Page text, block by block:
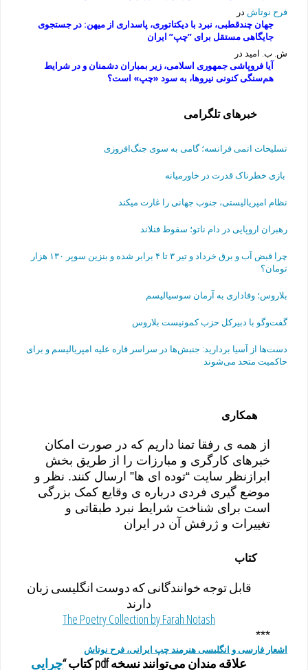
فرح نوتاش در
جهان چندقطبی، نبرد با دیکتاتوری، پاسداری از میهن: در جستجوی
جایگاهی مستقل برای ”چپ” ایران
ش. ب. امیددر
آیا فروپاشی جمهوری اسلامی، زیر بمباران دشمنان و در شرایط
هم‌سنگی کنونی نیروها، به سود «چپ» است؟
خبرهای تلگرامی
تسلیحات اتمی فرانسه؛ گامی به سوی جنگ‌افروزی
بازی خطرناک قدرت در خاورمیانه
نظام امپریالیستی، جنوب جهانی را غارت میکند
رهبران اروپایی در دام ناتو؛ سقوط فنلاند
چرا قبض آب و برق خرداد و تیر ۳ تا ۴ برابر شده و بنزین سوپر ۱۳۰ هزار
تومان؟
بلاروس؛ وفاداری به آرمان سوسیالیسم
گفت‌وگو با دبیرکل حزب کمونیست بلاروس
دست‌ها از آسیا بردارید: جنبش‌ها در سراسر قاره علیه امپریالیسم و برای
حاکمیت متحد می‌شوند
همکاری
از همه ی رفقا تمنا داریم که در صورت امکان
خبرهای کارگری و مبارزات را از طریق بخش
ابرازنظر سایت “توده ای ها” ارسال کنند. نظر و
موضع گیری فردی درباره ی وقایع کمک بزرگی
است برای شناخت شرایط نبرد طبقاتی و
تغییرات و ژرفش آن در ایران
کتاب
قابل توجه خوانندگانی که دوست انگلیسی زبان
دارند
The Poetry Collection by Farah Notash
***
اشعار فارسی و انگلیسی هنرمند چپ ایرانی، فرح نوتاش
علاقه مندان می‌توانند نسخه pdf کتاب “
چرایی